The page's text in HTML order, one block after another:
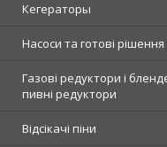
Кегераторы
Насоси та готові рішення
Газові редуктори і
пивні редуктори
Відсікачі піни